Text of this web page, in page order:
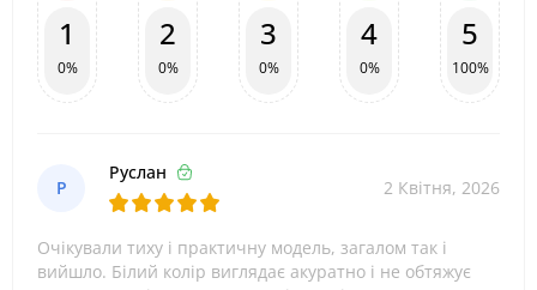
1
0%
2
0%
3
0%
4
0%
5
100%
Р
Руслан
2 Квітня, 2026
Очікували тиху і практичну модель, загалом так і
вийшло. Білий колір виглядає акуратно і не обтяжує